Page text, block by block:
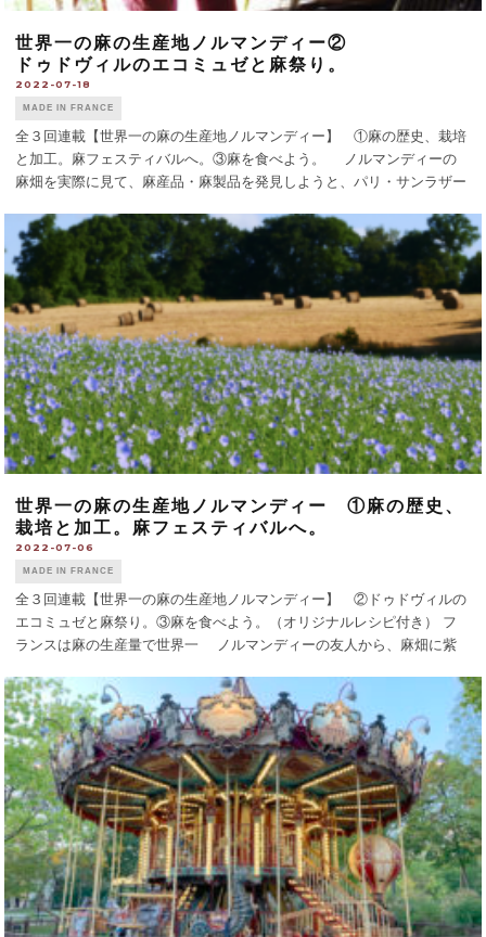
世界一の麻の生産地ノルマンディー②
ドゥドヴィルのエコミュゼと麻祭り。
2022-07-18
MADE IN FRANCE
全３回連載【世界一の麻の生産地ノルマンディー】 ①麻の歴史、栽培
と加工。麻フェスティバルへ。③麻を食べよう。 ノルマンディーの
麻畑を実際に見て、麻産品・麻製品を発見しようと、パリ・サンラザー
Doudevilleま [...]
世界一の麻の生産地ノルマンディー ①麻の歴史、
栽培と加工。麻フェスティバルへ。
2022-07-06
MADE IN FRANCE
全３回連載【世界一の麻の生産地ノルマンディー】 ②ドゥドヴィルの
エコミュゼと麻祭り。③麻を食べよう。（オリジナルレシピ付き） フ
ランスは麻の生産量で世界一 ノルマンディーの友人から、麻畑に紫
い出した。フランスの麻の [...]